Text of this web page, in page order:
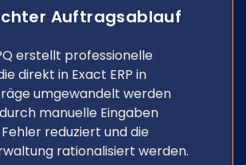
Auftragsablauf
erstellt professionelle
direkt in Exact ERP in
umgewandelt werden
manuelle Eingaben
reduziert und die
rationalisiert werden.